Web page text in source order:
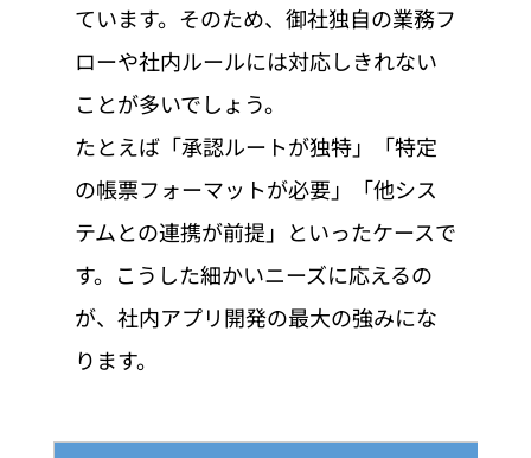
ています。そのため、御社独自の業務フ
ローや社内ルールには対応しきれない
ことが多いでしょう。
たとえば「承認ルートが独特」「特定
の帳票フォーマットが必要」「他シス
テムとの連携が前提」といったケースで
す。こうした細かいニーズに応えるの
が、社内アプリ開発の最大の強みにな
ります。